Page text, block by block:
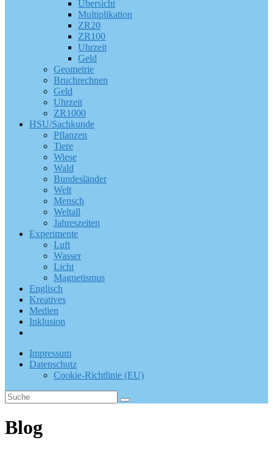
Übersicht
Multiplikation
ZR20
ZR100
Uhrzeit
Geld
Geometrie
Bruchrechnen
Geld
Uhrzeit
ZR1000
HSU/Sachkunde
Pflanzen
Tiere
Wiese
Wald
Bundesländer
Welt
Mensch
Weltall
Jahreszeiten
Experimente
Luft
Wasser
Licht
Magnetismus
Englisch
Kreatives
Medien
Inklusion
Impressum
Datenschutz
Cookie-Richtlinie (EU)
Blog